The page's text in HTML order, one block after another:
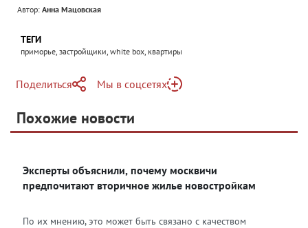
Автор: Анна Мацовская
ТЕГИ
приморье, застройщики, white box, квартиры
Поделиться
Telegram
Одноклассники
Мы в соцсетях
Яндекс Дзен
Похожие новости
Эксперты объяснили, почему москвичи
предпочитают вторичное жилье новостройкам
По их мнению, это может быть связано с качеством